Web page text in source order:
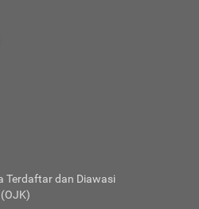
Terdaftar dan Diawasi